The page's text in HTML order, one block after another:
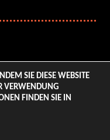
& Style Magazine.
SIE DIESE WEBSITE
VERWENDUNG
FINDEN SIE IN